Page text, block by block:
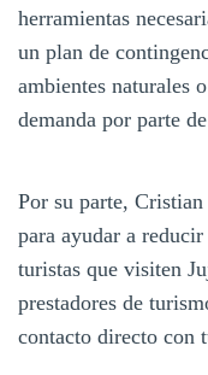
herramientas
un plan de
ambientes naturales
demanda por parte
Por su parte,
para ayudar a
turistas que visiten
prestadores de
contacto directo con